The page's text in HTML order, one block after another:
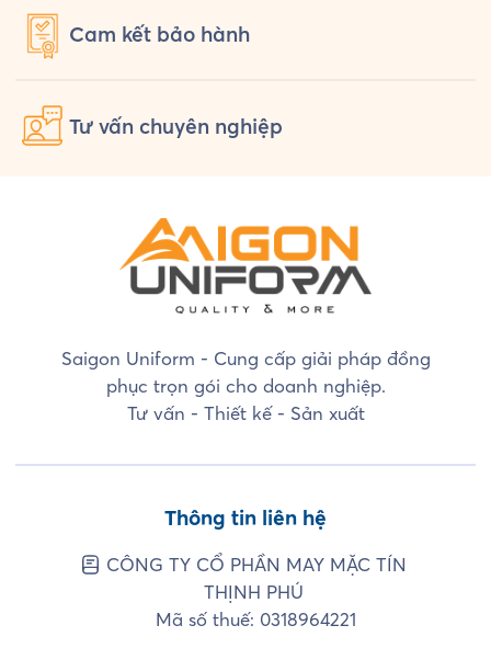
Cam kết bảo hành
Tư vấn chuyên nghiệp
Saigon Uniform - Cung cấp giải pháp đồng
phục trọn gói cho doanh nghiệp.
Tư vấn - Thiết kế - Sản xuất
Thông tin liên hệ
CÔNG TY CỔ PHẦN MAY MẶC TÍN
THỊNH PHÚ
Mã số thuế: 0318964221